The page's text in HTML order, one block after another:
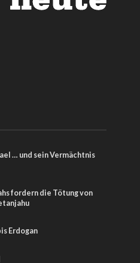
… und sein Vermächtnis
fordern die Tötung von
Erdogan